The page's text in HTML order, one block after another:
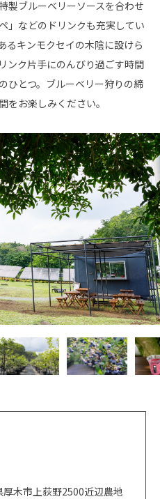
製ブルーベリーソースを合わせ
」などのドリンクも充実してい
るキンモクセイの木陰に設けら
ンク片手にのんびり過ごす時間
ひとつ。ブルーベリー狩りの締
をお楽しみください。
木市上荻野2500近辺農地